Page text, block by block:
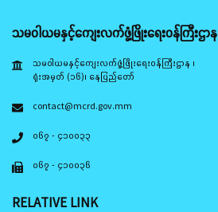
သမဝါယမနှင့်ကျေးလက်ဖွံ့ဖြိုးရေးဝန်ကြီးဌာန
သမဝါယမနှင့်ကျေးလက်ဖွံ့ဖြိုးရေးဝန်ကြီးဌာန ၊
ရုံးအမှတ် (၁၆)၊ နေပြည်တော်
contact@mcrd.gov.mm
၀၆၇ - ၄၁၀၀၃၃
၀၆၇ - ၄၁၀၀၃၆
RELATIVE LINK